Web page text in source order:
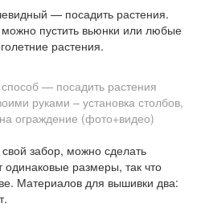
— посадить растения.
пустить вьюнки или любые
растения.
— посадить растения
свой забор, можно сделать
размеры, так что
Материалов для вышивки два: